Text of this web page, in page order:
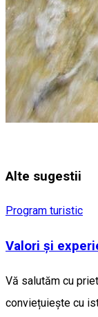
Alte sugestii
Program turistic
Valori și
Vă salutăm cu
conviețuiește cu